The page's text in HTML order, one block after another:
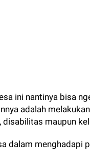
ini nantinya bisa
adalah
maupun
dalam menghadapi